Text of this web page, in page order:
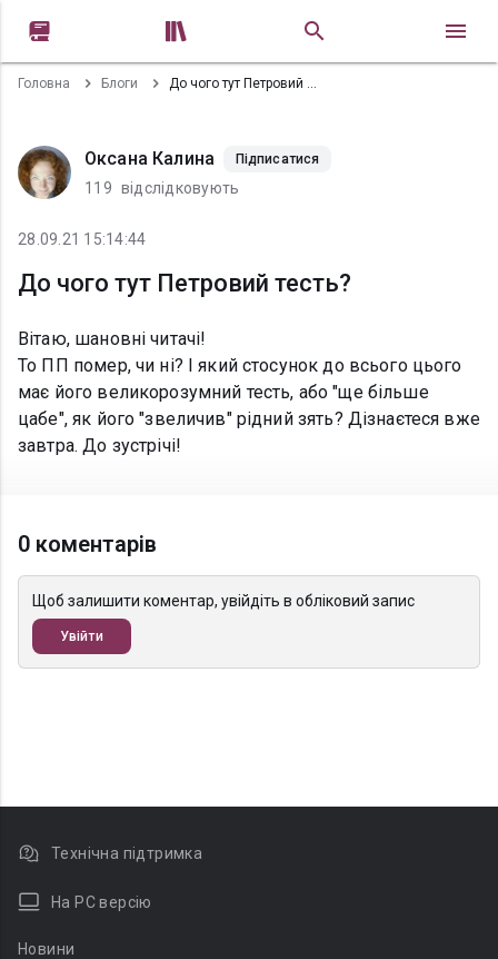
 
Головна Блоги До чого тут Петровий тесть?
Оксана Калина Підписатися
119 відслідковують
28.09.21 15:14:44
До чого тут Петровий тесть?
Вітаю, шановні читачі!
То ПП помер, чи ні? І який стосунок до всього цього
має його великорозумний тесть, або "ще більше
цабе", як його "звеличив" рідний зять? Дізнаєтеся вже
завтра. До зустрічі!
0 коментарів
Щоб залишити коментар, увійдіть в обліковий запис
Увійти
Технічна підтримка
На PC версію
Новини